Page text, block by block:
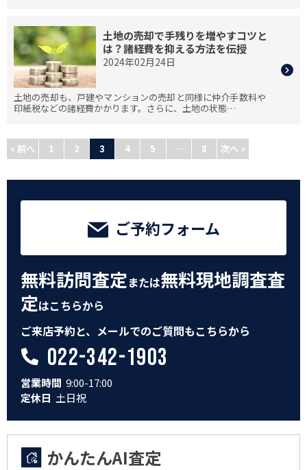
土地の売却で手残りを増やすコツと
は？諸経費を抑える方法を伝授
2024年02月24日
土地の売却も、戸建やマンションの売却と同様に仲介手数料や
印紙税などの諸経費かかります。さらに、土地の状態…
« 前へ 1 2 3 4 5 … 8 次へ »
ご予約フォーム
無料訪問査定または無料現地調査査
定はこちらから
ご来店予約と、メールでのご質問もこちらから
022-342-1903
営業時間 9:00-17:00
定休日 土日祝
かんたんAI査定